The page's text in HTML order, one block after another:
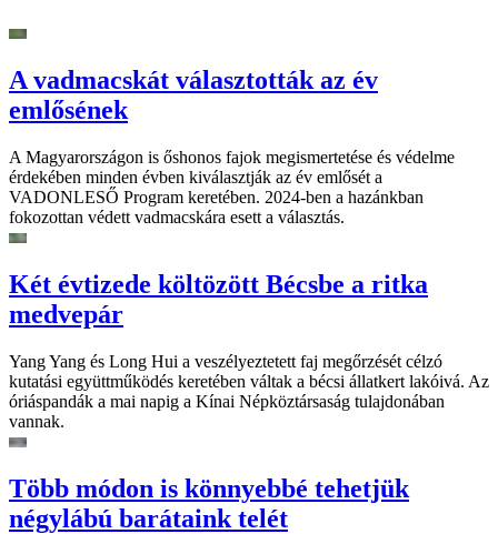
A vadmacskát választották az év
emlősének
A Magyarországon is őshonos fajok megismertetése és védelme
érdekében minden évben kiválasztják az év emlősét a
VADONLESŐ Program keretében. 2024-ben a hazánkban
fokozottan védett vadmacskára esett a választás.
Két évtizede költözött Bécsbe a ritka
medvepár
Yang Yang és Long Hui a veszélyeztetett faj megőrzését célzó
kutatási együttműködés keretében váltak a bécsi állatkert lakóivá. Az
óriáspandák a mai napig a Kínai Népköztársaság tulajdonában
vannak.
Több módon is könnyebbé tehetjük
négylábú barátaink telét